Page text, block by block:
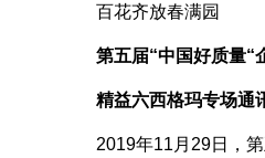
百花齐放春满园
第五届“中国好质量“
精益六西格玛专场通
2019年11 月 29日，